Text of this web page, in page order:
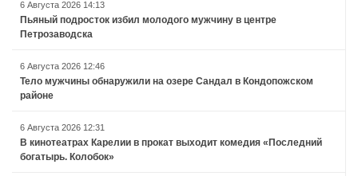
6 Августа 2026 14:13
Пьяный подросток избил молодого мужчину в центре
Петрозаводска
6 Августа 2026 12:46
Тело мужчины обнаружили на озере Сандал в Кондопожском
районе
6 Августа 2026 12:31
В кинотеатрах Карелии в прокат выходит комедия «Последний
богатырь. Колобок»